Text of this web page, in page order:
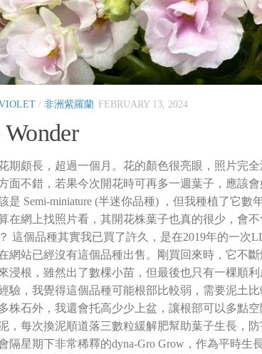
/ 非洲紫羅蘭 FEBRUARY 13, 2024
期頗長，超過一個月。花的顏色很亮眼，照片完
面不錯，若果今次開花時可再多一週葉子，應該
是 Semi-miniature (半迷你品種) ，但我種植了它數
在網上找照片看，其開花株葉子也真的很少，會
這個品種其實我已買了許久，是在2019年的一次
網站已經沒有這個品種出售。剛買回來時，它不
浸根，雖然出了數棵小苗，但最後也只有一棵順
驗，我覺得這個品種可能根部比較弱，需要泥土比
株石外，我還會托高少少上盆，讓根部可以多點
，每次換泥順道落三數粒緩解肥幫助葉子生長，
隔星期下非常稀釋的dyna-Gro Grow，作為平時生